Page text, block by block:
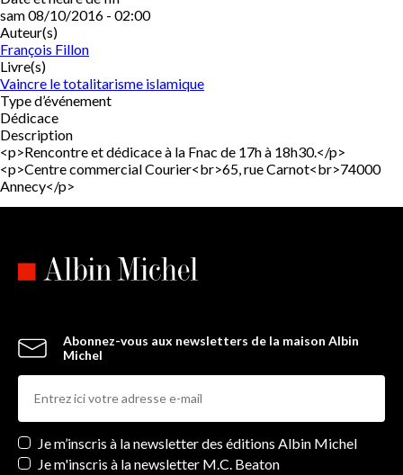
sam 08/10/2016 - 02:00
Auteur(s)
François Fillon
Livre(s)
Vaincre le totalitarisme islamique
Type d’événement
Dédicace
Description
<p>Rencontre et dédicace à la Fnac de 17h à 18h30.</p>
<p>Centre commercial Courier<br>65, rue Carnot<br>74000
Annecy</p>
Abonnez-vous aux newsletters de la maison Albin
Michel
Newsletters
Je m’inscris à la newsletter des éditions Albin Michel
Je m'inscris à la newsletter M.C. Beaton